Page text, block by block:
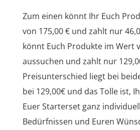
Zum einen könnt Ihr Euch
von 175,00 € und zahlt nur
könnt Euch Produkte im Wert
aussuchen und zahlt nur
Preisunterschied liegt bei
bei 129,00€ und das Tolle ist,
Euer Starterset ganz
Bedürfnissen und Euren